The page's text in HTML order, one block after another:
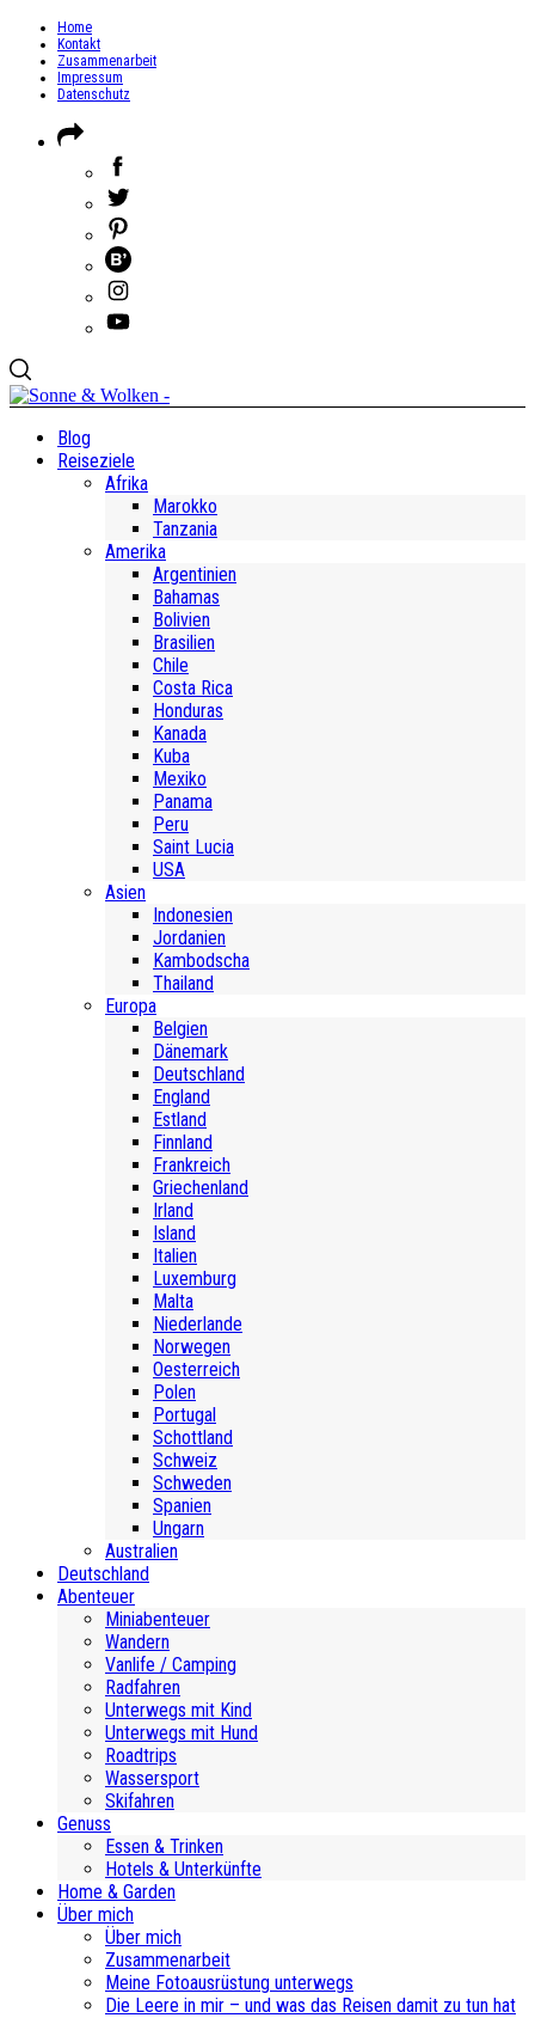
Home
Kontakt
Zusammenarbeit
Impressum
Datenschutz
Blog
Reiseziele
Afrika
Marokko
Tanzania
Amerika
Argentinien
Bahamas
Bolivien
Brasilien
Chile
Costa Rica
Honduras
Kanada
Kuba
Mexiko
Panama
Peru
Saint Lucia
USA
Asien
Indonesien
Jordanien
Kambodscha
Thailand
Europa
Belgien
Dänemark
Deutschland
England
Estland
Finnland
Frankreich
Griechenland
Irland
Island
Italien
Luxemburg
Malta
Niederlande
Norwegen
Oesterreich
Polen
Portugal
Schottland
Schweiz
Schweden
Spanien
Ungarn
Australien
Deutschland
Abenteuer
Miniabenteuer
Wandern
Vanlife / Camping
Radfahren
Unterwegs mit Kind
Unterwegs mit Hund
Roadtrips
Wassersport
Skifahren
Genuss
Essen & Trinken
Hotels & Unterkünfte
Home & Garden
Über mich
Über mich
Zusammenarbeit
Meine Fotoausrüstung unterwegs
Die Leere in mir – und was das Reisen damit zu tun hat